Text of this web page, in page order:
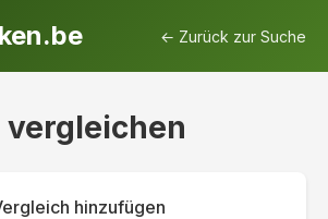
← Zurück zur Suche
hinzufügen